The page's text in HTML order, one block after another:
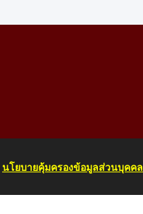
นโยบายคุ้มครองข้อมูลส่วนบุคคล